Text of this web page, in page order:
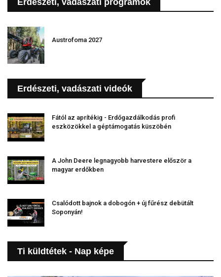
Erdészeti, vadászati programok
Austrofoma 2027
Erdészeti, vadászati videók
Fától az aprítékig - Erdőgazdálkodás profi
eszközökkel a géptámogatás küszöbén
A John Deere legnagyobb harvestere először a
magyar erdőkben
Csalódott bajnok a dobogón + új fűrész debütált
Soponyán!
Ti küldtétek - Nap képe